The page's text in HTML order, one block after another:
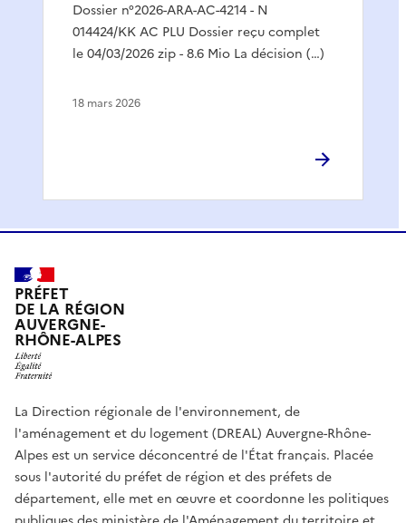
Dossier n°2026-ARA-AC-4214 - N
014424/KK AC PLU Dossier reçu complet
le 04/03/2026 zip - 8.6 Mio La décision (…)
18 mars 2026
PRÉFET
DE LA RÉGION
AUVERGNE-
RHÔNE-ALPES
La Direction régionale de l'environnement, de
l'aménagement et du logement (DREAL) Auvergne-Rhône-
Alpes est un service déconcentré de l'État français. Placée
sous l'autorité du préfet de région et des préfets de
département, elle met en œuvre et coordonne les politiques